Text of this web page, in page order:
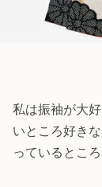
私は振袖が大
いところ好き
っているとこ